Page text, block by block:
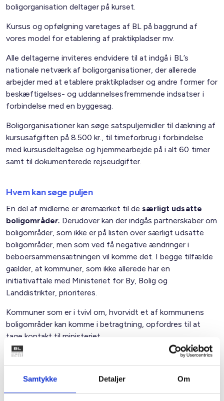
Samtykke Detaljer Om
boligorganisation deltager på kurset.
Kursus og opfølgning varetages af BL på baggrund af
vores model for etablering af praktikpladser mv.
Alle deltagerne inviteres endvidere til at indgå i BL’s
nationale netværk af boligorganisationer, der allerede
arbejder med at etablere praktikpladser og andre former for
beskæftigelses- og uddannelsesfremmende indsatser i
forbindelse med en byggesag.
Boligorganisationer kan søge satspuljemidler til dækning af
kursusafgiften på 8.500 kr., til timeforbrug i forbindelse
med kursusdeltagelse og hjemmearbejde på i alt 60 timer
samt til dokumenterede rejseudgifter.
Hvem kan søge puljen
En del af midlerne er øremærket til desærligt udsatte
boligområder. Derudover kan der indgås partnerskaber om
boligområder, som ikke er på listen over særligt udsatte
boligområder, men som ved få negative ændringer i
beboersammensætningen vil komme det. I begge tilfælde
gælder, at kommuner, som ikke allerede har en
initiativaftale med Ministeriet for By, Bolig og
Landdistrikter, prioriteres.
Kommuner som er i tvivl om, hvorvidt et af kommunens
boligområder kan komme i betragtning, opfordres til at
tage kontakt til ministeriet.
Ca. 5 mio. kr. af puljen er afsat til at gennemføre et forsøg
med de eksisterende udlejningsredskaber i boligområder
med udlejningsvanskeligheder.